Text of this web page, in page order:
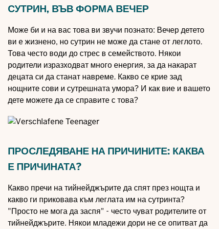
СУТРИН, ВЪВ ФОРМА ВЕЧЕР
Може би и на вас това ви звучи познато: Вечер детето
ви е жизнено, но сутрин не може да стане от леглото.
Това често води до стрес в семейството. Някои
родители изразходват много енергия, за да накарат
децата си да станат навреме. Какво се крие зад
нощните сови и сутрешната умора? И как вие и вашето
дете можете да се справите с това?
ПРОСЛЕДЯВАНЕ НА ПРИЧИНИТЕ: КАКВА
Е ПРИЧИНАТА?
Какво пречи на тийнейджърите да спят през нощта и
какво ги приковава към леглата им на сутринта?
"Просто не мога да заспя" - често чуват родителите от
тийнейджърите. Някои младежи дори не се опитват да